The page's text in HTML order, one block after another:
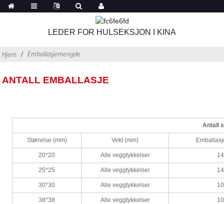
LEDER FOR HULSEKSJON I KINA
Hjem Emballasjemengde
ANTALL EMBALLASJE
Antall
Størrelse (mm) Vekt (mm)
20*20 Alle veggtykkelser
25*25 Alle veggtykkelser
30*30 Alle veggtykkelser
38*38 Alle veggtykkelser